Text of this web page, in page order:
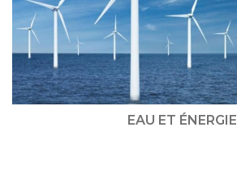
EAU ET ÉNERGIE